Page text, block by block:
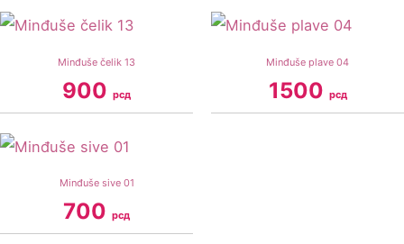
Minđuše čelik 13
900 рсд
Minđuše plave 04
1500 рсд
Minđuše sive 01
700 рсд